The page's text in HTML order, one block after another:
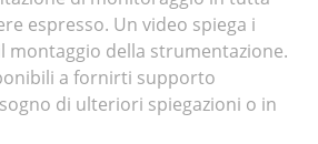
espresso. Un video spiega i
montaggio della strumentazione.
a fornirti supporto
di ulteriori spiegazioni o in